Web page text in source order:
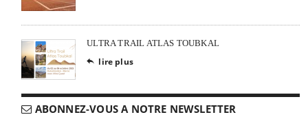
ULTRA TRAIL ATLAS TOUBKAL
 lire plus
ABONNEZ-VOUS A NOTRE NEWSLETTER